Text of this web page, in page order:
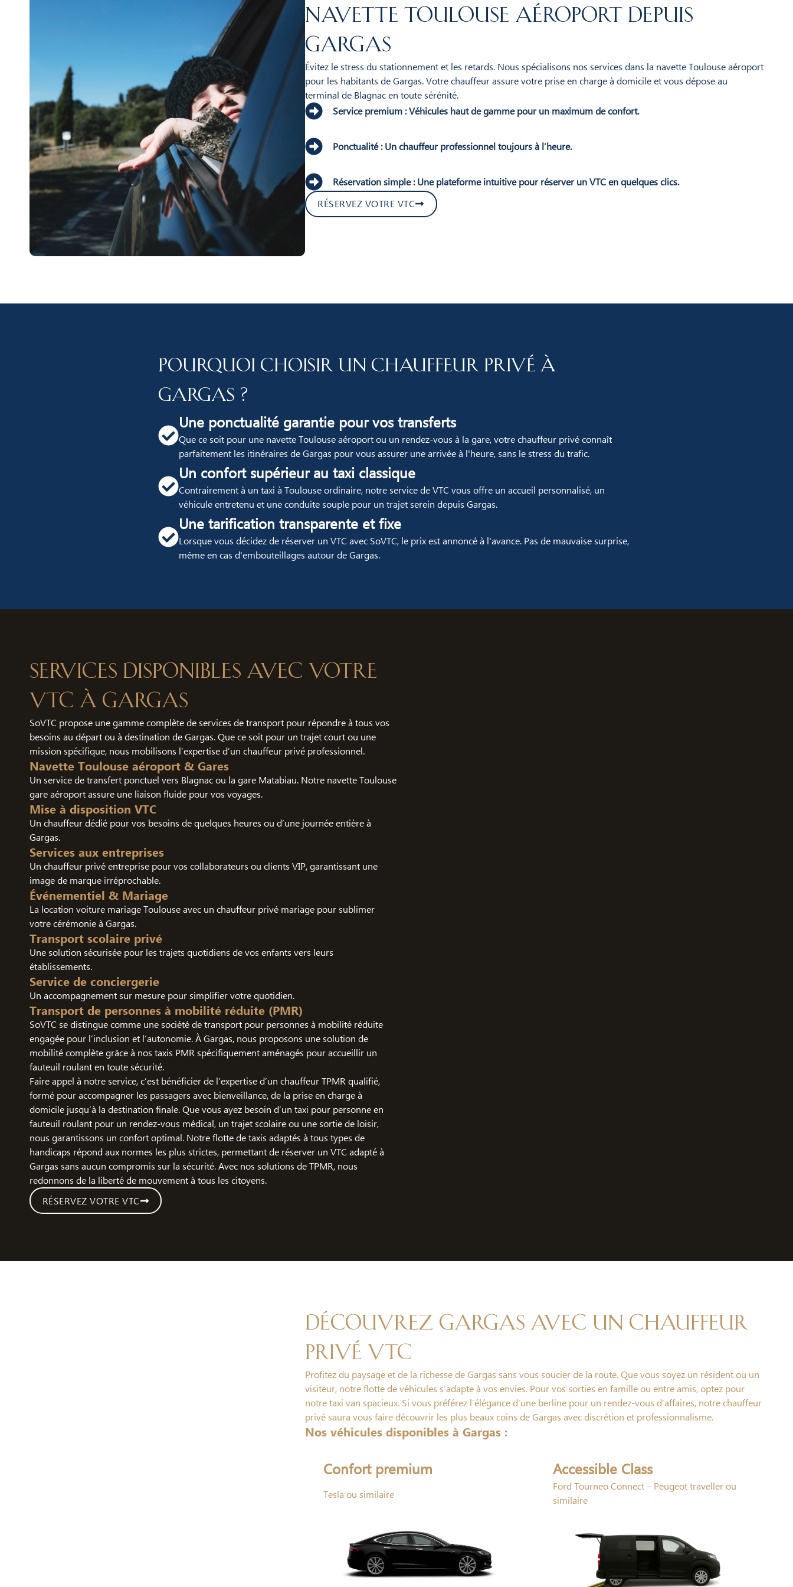
Navette Toulouse aéroport depuis
Gargas
Évitez le stress du stationnement et les retards. Nous spécialisons nos services dans la navette Toulouse aéroport
pour les habitants de Gargas. Votre chauffeur assure votre prise en charge à domicile et vous dépose au
terminal de Blagnac en toute sérénité.
Service premium : Véhicules haut de gamme pour un maximum de confort.
Ponctualité : Un chauffeur professionnel toujours à l’heure.
Réservation simple : Une plateforme intuitive pour réserver un VTC en quelques clics.
RÉSERVEZ VOTRE VTC
Pourquoi choisir un chauffeur privé à
Gargas ?
Une ponctualité garantie pour vos transferts
Que ce soit pour une navette Toulouse aéroport ou un rendez-vous à la gare, votre chauffeur privé connaît
parfaitement les itinéraires de Gargas pour vous assurer une arrivée à l'heure, sans le stress du trafic.
Un confort supérieur au taxi classique
Contrairement à un taxi à Toulouse ordinaire, notre service de VTC vous offre un accueil personnalisé, un
véhicule entretenu et une conduite souple pour un trajet serein depuis Gargas.
Une tarification transparente et fixe
Lorsque vous décidez de réserver un VTC avec SoVTC, le prix est annoncé à l'avance. Pas de mauvaise surprise,
même en cas d'embouteillages autour de Gargas.
Services disponibles avec votre
VTC à Gargas
SoVTC propose une gamme complète de services de transport pour répondre à tous vos
besoins au départ ou à destination de Gargas. Que ce soit pour un trajet court ou une
mission spécifique, nous mobilisons l’expertise d’un chauffeur privé professionnel.
Navette Toulouse aéroport & Gares
Un service de transfert ponctuel vers Blagnac ou la gare Matabiau. Notre navette Toulouse
gare aéroport assure une liaison fluide pour vos voyages.
Mise à disposition VTC
Un chauffeur dédié pour vos besoins de quelques heures ou d’une journée entière à
Gargas.
Services aux entreprises
Un chauffeur privé entreprise pour vos collaborateurs ou clients VIP, garantissant une
image de marque irréprochable.
Événementiel & Mariage
La location voiture mariage Toulouse avec un chauffeur privé mariage pour sublimer
votre cérémonie à Gargas.
Transport scolaire privé
Une solution sécurisée pour les trajets quotidiens de vos enfants vers leurs
établissements.
Service de conciergerie
Un accompagnement sur mesure pour simplifier votre quotidien.
Transport de personnes à mobilité réduite (PMR)
SoVTC se distingue comme une société de transport pour personnes à mobilité réduite
engagée pour l’inclusion et l’autonomie. À Gargas, nous proposons une solution de
mobilité complète grâce à nos taxis PMR spécifiquement aménagés pour accueillir un
fauteuil roulant en toute sécurité.
Faire appel à notre service, c’est bénéficier de l’expertise d’un chauffeur TPMR qualifié,
formé pour accompagner les passagers avec bienveillance, de la prise en charge à
domicile jusqu’à la destination finale. Que vous ayez besoin d’un taxi pour personne en
fauteuil roulant pour un rendez-vous médical, un trajet scolaire ou une sortie de loisir,
nous garantissons un confort optimal. Notre flotte de taxis adaptés à tous types de
handicaps répond aux normes les plus strictes, permettant de réserver un VTC adapté à
Gargas sans aucun compromis sur la sécurité. Avec nos solutions de TPMR, nous
redonnons de la liberté de mouvement à tous les citoyens.
RÉSERVEZ VOTRE VTC
Découvrez Gargas avec un chauffeur
privé VTC
Profitez du paysage et de la richesse de Gargas sans vous soucier de la route. Que vous soyez un résident ou un
visiteur, notre flotte de véhicules s’adapte à vos envies. Pour vos sorties en famille ou entre amis, optez pour
notre taxi van spacieux. Si vous préférez l’élégance d’une berline pour un rendez-vous d’affaires, notre chauffeur
privé saura vous faire découvrir les plus beaux coins de Gargas avec discrétion et professionnalisme.
Nos véhicules disponibles à Gargas :
Confort premium
Tesla ou similaire
Accessible Class
Ford Tourneo Connect – Peugeot traveller ou
similaire